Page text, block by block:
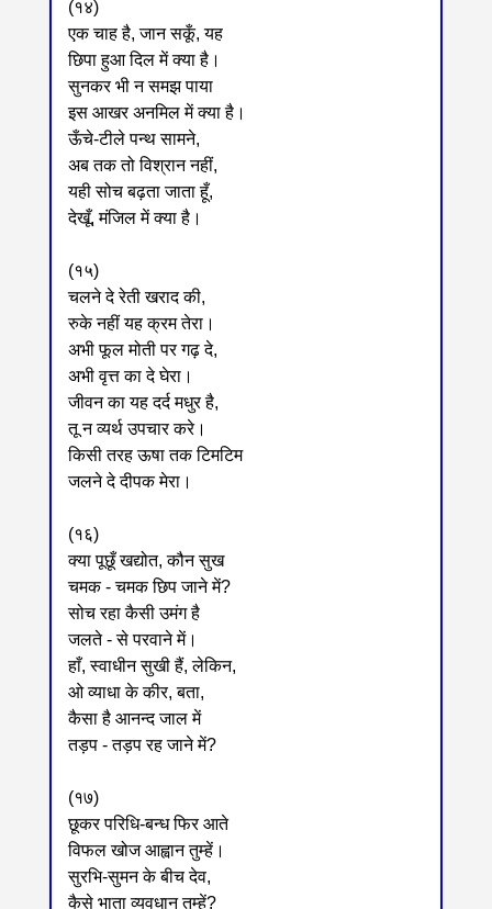
(१४)
एक चाह है, जान सकूँ, यह
छिपा हुआ दिल में क्या है।
सुनकर भी न समझ पाया
इस आखर अनमिल में क्या है।
ऊँचे-टीले पन्थ सामने,
अब तक तो विश्रान नहीं,
यही सोच बढ़ता जाता हूँ,
देखूँ, मंजिल में क्या है।
(१५)
चलने दे रेती खराद की,
रुके नहीं यह क्रम तेरा।
अभी फूल मोती पर गढ़ दे,
अभी वृत्त का दे घेरा।
जीवन का यह दर्द मधुर है,
तू न व्यर्थ उपचार करे।
किसी तरह ऊषा तक टिमटिम
जलने दे दीपक मेरा।
(१६)
क्या पूछूँ खद्योत, कौन सुख
चमक - चमक छिप जाने में?
सोच रहा कैसी उमंग है
जलते - से परवाने में।
हाँ, स्वाधीन सुखी हैं, लेकिन,
ओ व्याधा के कीर, बता,
कैसा है आनन्द जाल में
तड़प - तड़प रह जाने में?
(१७)
छूकर परिधि-बन्ध फिर आते
विफल खोज आह्वान तुम्हें।
सुरभि-सुमन के बीच देव,
कैसे भाता व्यवधान तुम्हें?